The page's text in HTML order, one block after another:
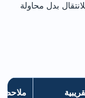
بدل محاولة